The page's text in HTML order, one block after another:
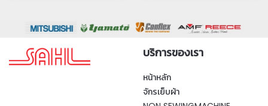
บริการของเรา
หน้าหลัก
จักรเย็บผ้า